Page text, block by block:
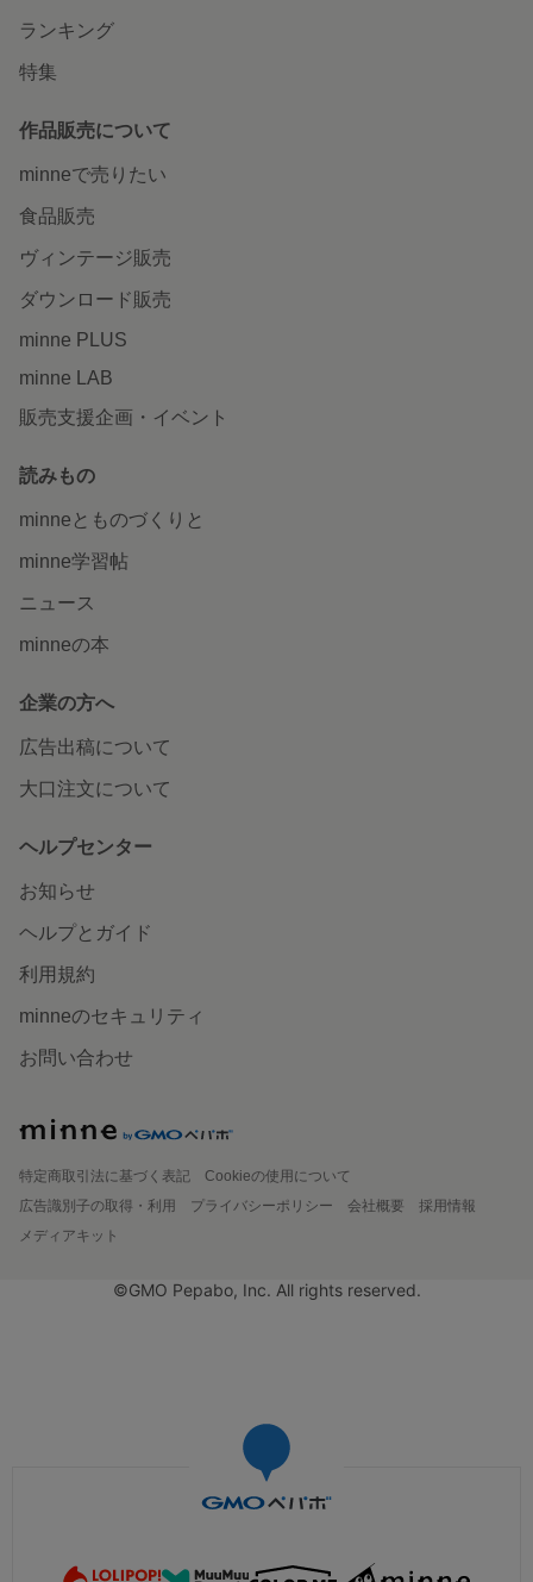
ランキング
特集
作品販売について
minneで売りたい
食品販売
ヴィンテージ販売
ダウンロード販売
minne PLUS
minne LAB
販売支援企画・イベント
読みもの
minneとものづくりと
minne学習帖
ニュース
minneの本
企業の方へ
広告出稿について
大口注文について
ヘルプセンター
お知らせ
ヘルプとガイド
利用規約
minneのセキュリティ
お問い合わせ
特定商取引法に基づく表記
Cookieの使用について
広告識別子の取得・利用
プライバシーポリシー 会社概要
採用情報
メディアキット
©GMO Pepabo, Inc. All rights reserved.